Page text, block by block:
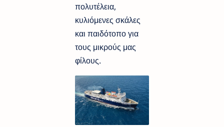
πολυτέλεια,
κυλιόμενες σκάλες
και παιδότοπο για
τους μικρούς μας
φίλους.